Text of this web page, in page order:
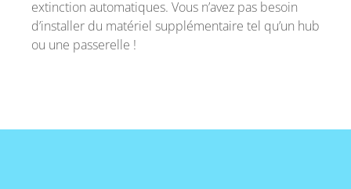
extinction automatiques. Vous n’avez pas besoin
d’installer du matériel supplémentaire tel qu’un hub
ou une passerelle !